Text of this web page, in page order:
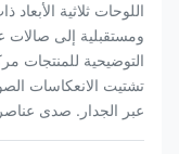
اللوحات ثلاثية الأبعاد
ومستقبلية إلى صالات عرض
التوضيحية للمنتجات مركز
تشتيت الانعكاسات
عبر الجدار. صدى عناصر ا...